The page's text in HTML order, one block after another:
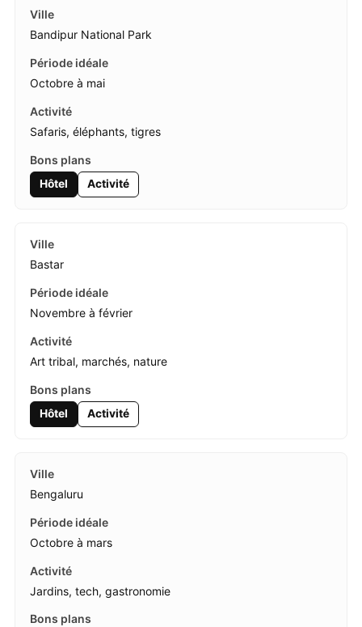
Bandipur National Park
Octobre à mai
Safaris, éléphants, tigres
Hôtel Activité
Bastar
Novembre à février
Art tribal, marchés, nature
Hôtel Activité
Bengaluru
Octobre à mars
Jardins, tech, gastronomie